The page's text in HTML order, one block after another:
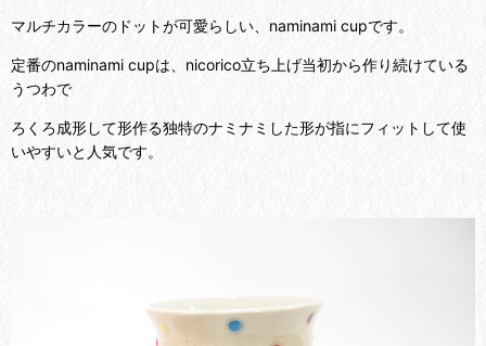
マルチカラーのドットが可愛らしい、naminami cupです。
定番のnaminami cupは、nicorico立ち上げ当初から作り続けている
うつわで
ろくろ成形して形作る独特のナミナミした形が指にフィットして使
いやすいと人気です。